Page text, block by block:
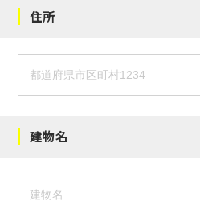
住所
建物名